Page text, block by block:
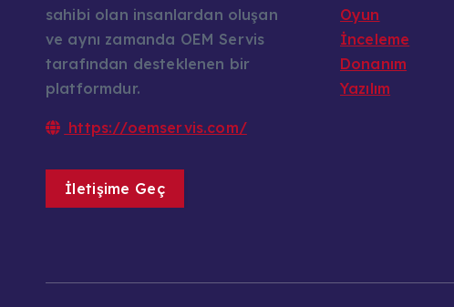
sahibi olan insanlardan oluşan
ve aynı zamanda OEM Servis
tarafından desteklenen bir
platformdur.
https://oemservis.com/
İletişime Geç
Oyun
İnceleme
Donanım
Yazılım